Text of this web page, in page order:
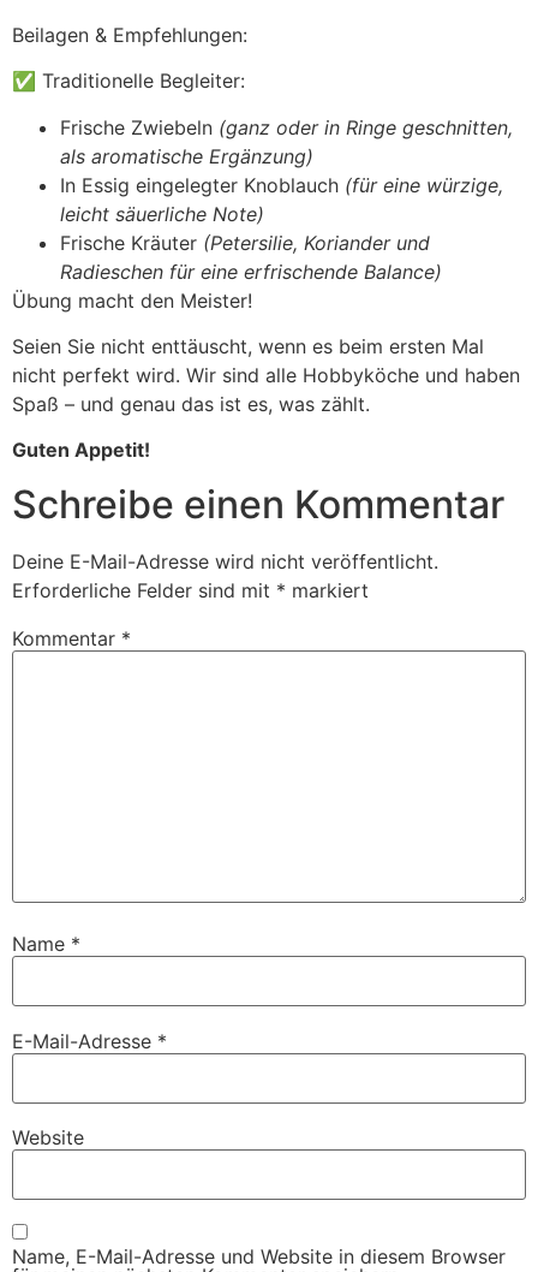
Beilagen & Empfehlungen:
✅ Traditionelle Begleiter:
Frische Zwiebeln (ganz oder in Ringe geschnitten,
als aromatische Ergänzung)
In Essig eingelegter Knoblauch (für eine würzige,
leicht säuerliche Note)
Frische Kräuter (Petersilie, Koriander und
Radieschen für eine erfrischende Balance)
Übung macht den Meister!
Seien Sie nicht enttäuscht, wenn es beim ersten Mal
nicht perfekt wird. Wir sind alle Hobbyköche und haben
Spaß – und genau das ist es, was zählt.
Guten Appetit!
Schreibe einen Kommentar
Deine E-Mail-Adresse wird nicht veröffentlicht.
Erforderliche Felder sind mit * markiert
Kommentar *
Name *
E-Mail-Adresse *
Website
Name, E-Mail-Adresse und Website in diesem Browser